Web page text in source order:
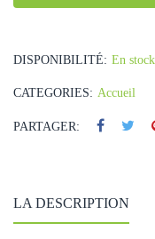
DISPONIBILITÉ: En stock
CATEGORIES: Accueil
PARTAGER:
LA DESCRIPTION